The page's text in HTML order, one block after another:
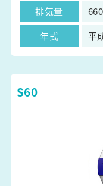
排気量
年式
平
S60